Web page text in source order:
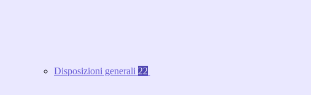
Disposizioni generali 22